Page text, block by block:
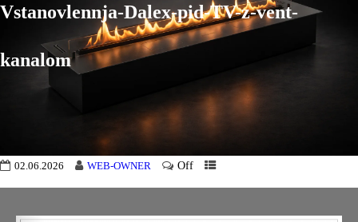
Vstanovlennja-Dalex-pid-TV-z-vent-
kanalom
02.06.2026 WEB-OWNER Off